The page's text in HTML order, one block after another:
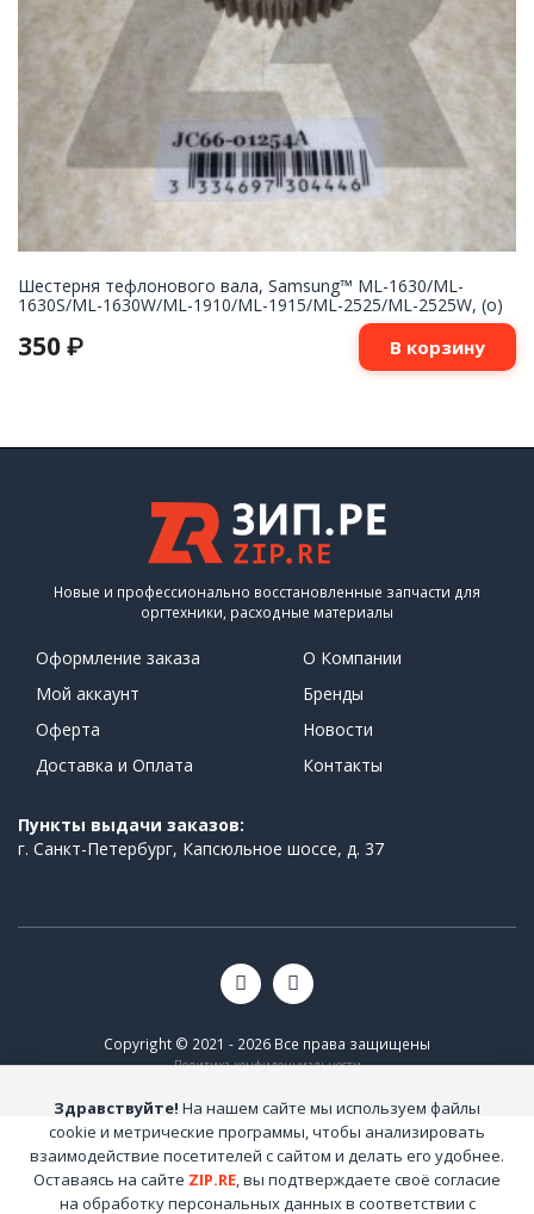
Шестерня тефлонового вала, Samsung™ ML-1630/ML-
1630S/ML-1630W/ML-1910/ML-1915/ML-2525/ML-2525W, (о)
350 ₽ В корзину
Новые и профессионально восстановленные запчасти для
оргтехники, расходные материалы
Оформление заказа
Мой аккаунт
Оферта
Доставка и Оплата
О Компании
Бренды
Новости
Контакты
Пункты выдачи заказов:
г. Санкт-Петербург, Капсюльное шоссе, д. 37
Copyright © 2021 - 2026 Все права защищены
Политика конфиденциальности
Здравствуйте! На нашем сайте мы используем файлы
cookie и метрические программы, чтобы анализировать
взаимодействие посетителей с сайтом и делать его удобнее.
Оставаясь на сайте ZIP.RE, вы подтверждаете своё согласие
на обработку персональных данных в соответствии с